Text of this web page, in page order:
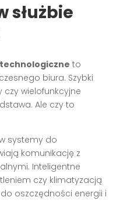
służbie
to
biura. Szybki
czy wielofunkcyjne
Ale czy to
systemy do
komunikację z
Inteligentne
czy klimatyzacją
oszczędności energii i